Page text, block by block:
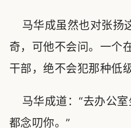
马华成虽然也对张扬
奇，可他不会问。一个
干部，绝不会犯那种低
马华成道：“去办公室
都念叨你。”